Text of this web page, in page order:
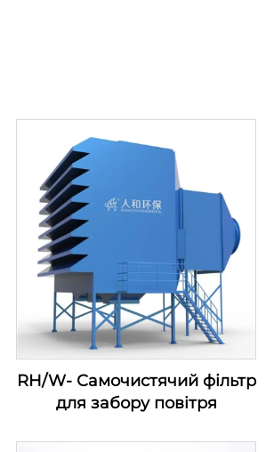
RH/W- Самочистячий фільтр
для забору повітря